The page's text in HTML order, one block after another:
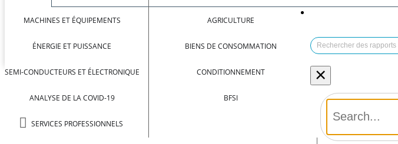
MACHINES ET ÉQUIPEMENTS
ÉNERGIE ET PUISSANCE
SEMI-CONDUCTEURS ET ÉLECTRONIQUE
ANALYSE DE LA COVID-19
SERVICES PROFESSIONNELS
AGRICULTURE
BIENS DE CONSOMMATION
CONDITIONNEMENT
BFSI
×